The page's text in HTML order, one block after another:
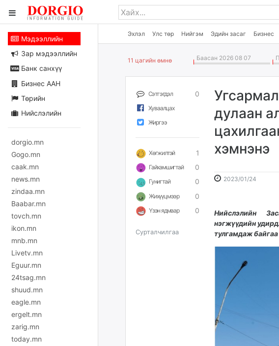
Эхлэл Улс төр Нийгэм Эдийн засаг Бизнес
Мэдээллийн
Зар мэдээллийн
Банк санхүү
Бизнес ААН
Төрийн
Нийслэлийн
dorgio.mn
Gogo.mn
caak.mn
news.mn
zindaa.mn
Baabar.mn
tovch.mn
ikon.mn
mnb.mn
Livetv.mn
Eguur.mn
24tsag.mn
shuud.mn
eagle.mn
ergelt.mn
zarig.mn
today.mn
11 цагийн өмнө Баасан 2026 08 07
Сэтгэгдэл 0
Хуваалцах
Жиргээ
Хөгжилтэй 1
Гайхамшигтай 0
Гунигтай 0
Жихүүцмээр 0
Үзэн ядмаар 0
Сурталчилгаа
дулаан
хэмнэнэ
2023/01/24
Нийслэлийн
нэгжүүдийн
тулгамдаж